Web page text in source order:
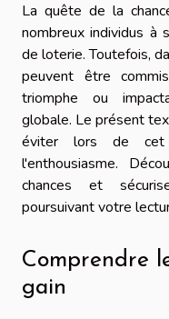
La quête de la
nombreux individus à
de loterie. Toutefois,
peuvent être
triomphe ou
globale. Le présent
éviter lors de cet
l'enthousiasme.
chances et
poursuivant votre
Comprendre
gain